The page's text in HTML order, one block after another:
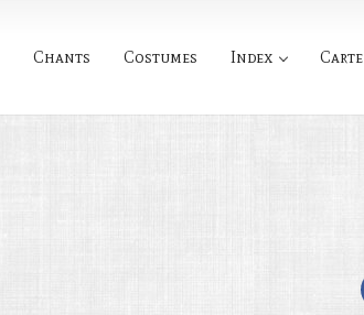
Chants Costumes Index Carte